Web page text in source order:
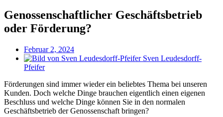
Genossenschaftlicher Geschäftsbetrieb
oder Förderung?
Februar 2, 2024
Sven Leudesdorff-
Pfeifer
Förderungen sind immer wieder ein beliebtes Thema bei unseren
Kunden. Doch welche Dinge brauchen eigentlich einen eigenen
Beschluss und welche Dinge können Sie in den normalen
Geschäftsbetrieb der Genossenschaft bringen?